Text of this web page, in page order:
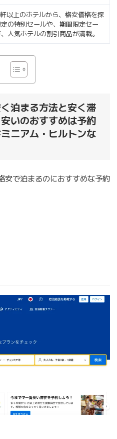
以上のホテルから、格安価格を探
の特別セールや、期間限定セー
人気ホテルの割引商品が満載。
泊まる方法と安く滞
いのおすすめは予約
ニアム・ヒルトンな
安で泊まるのにおすすめな予約